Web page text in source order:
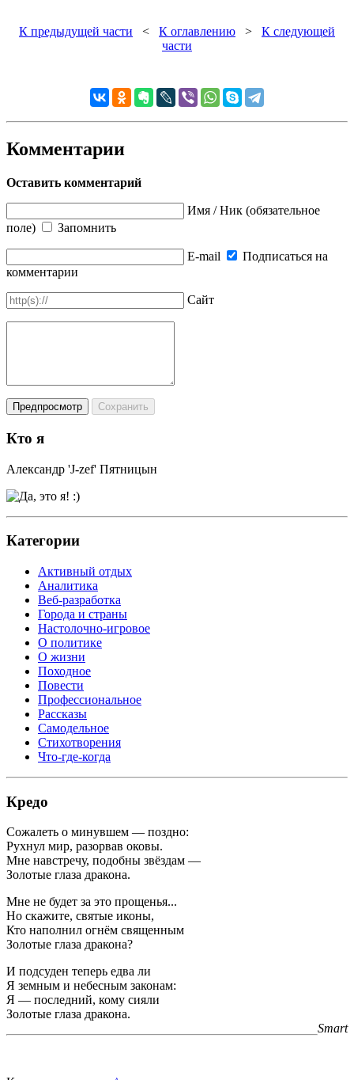
К предыдущей части < К оглавлению > К следующей
части
Комментарии
Оставить комментарий
Имя / Ник (обязательное
поле)
Запомнить
E-mail
Подписаться на
комментарии
Сайт
Кто я
Александр 'J-zef' Пятницын
Категории
Активный отдых
Аналитика
Веб-разработка
Города и страны
Настолочно-игровое
О политике
О жизни
Походное
Повести
Профессиональное
Рассказы
Самодельное
Стихотворения
Что-где-когда
Кредо
Сожалеть о минувшем — поздно:
Рухнул мир, разорвав оковы.
Мне навстречу, подобны звёздам —
Золотые глаза дракона.
Мне не будет за это прощенья...
Но скажите, святые иконы,
Кто наполнил огнём священным
Золотые глаза дракона?
И подсуден теперь едва ли
Я земным и небесным законам:
Я — последний, кому сияли
Золотые глаза дракона.
Smart